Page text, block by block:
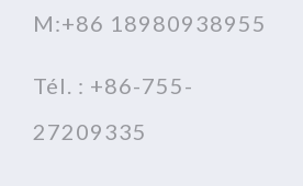
M:+86 18980938955
Tél. : +86-755-
27209335